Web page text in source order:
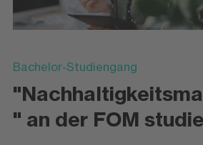
Bachelor-Studiengang
" an der FOM